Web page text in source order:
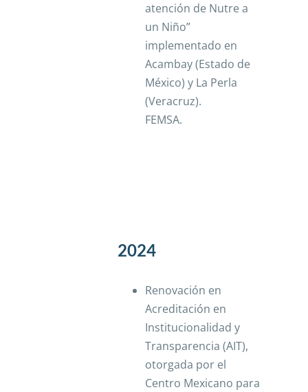
atención de Nutre a
un Niño”
implementado en
Acambay (Estado de
México) y La Perla
(Veracruz).
FEMSA.
2024
Renovación en
Acreditación en
Institucionalidad y
Transparencia (AIT),
otorgada por el
Centro Mexicano para